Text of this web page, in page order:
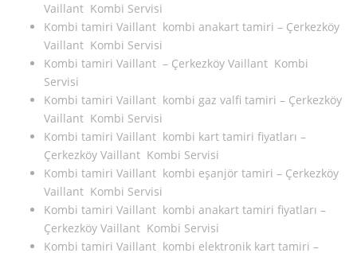
Vaillant Kombi Servisi
Kombi tamiri Vaillant kombi anakart tamiri – Çerkezköy
Vaillant Kombi Servisi
Kombi tamiri Vaillant – Çerkezköy Vaillant Kombi
Servisi
Kombi tamiri Vaillant kombi gaz valfi tamiri – Çerkezköy
Vaillant Kombi Servisi
Kombi tamiri Vaillant kombi kart tamiri fiyatları –
Çerkezköy Vaillant Kombi Servisi
Kombi tamiri Vaillant kombi eşanjör tamiri – Çerkezköy
Vaillant Kombi Servisi
Kombi tamiri Vaillant kombi anakart tamiri fiyatları –
Çerkezköy Vaillant Kombi Servisi
Kombi tamiri Vaillant kombi elektronik kart tamiri –